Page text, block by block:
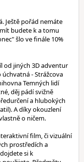
Ještě pořád nemáte
budete k a tomu
šlo ve finále 10%
od jiných 3D adventur
- Strážcova
Temných lidí
děj pádí svižně
a hlubokých
A díky okouzlení
o ničem.
film, či vizuální
prostředích a
si k